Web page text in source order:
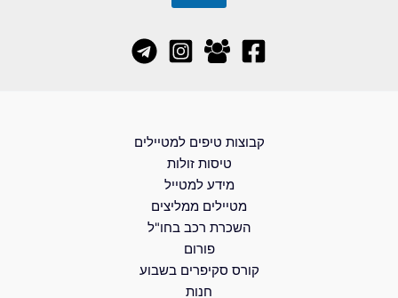
קבוצות טיפים למטיילים
טיסות זולות
מידע למטייל
מטיילים ממליצים
השכרת רכב בחו"ל
פורום
קורס סקיפרים בשבוע
חנות